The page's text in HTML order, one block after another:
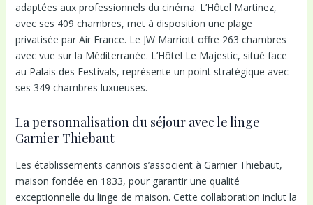
adaptées aux professionnels du cinéma. L’Hôtel Martinez,
avec ses 409 chambres, met à disposition une plage
privatisée par Air France. Le JW Marriott offre 263 chambres
avec vue sur la Méditerranée. L’Hôtel Le Majestic, situé face
au Palais des Festivals, représente un point stratégique avec
ses 349 chambres luxueuses.
La personnalisation du séjour avec le linge
Garnier Thiebaut
Les établissements cannois s’associent à Garnier Thiebaut,
maison fondée en 1833, pour garantir une qualité
exceptionnelle du linge de maison. Cette collaboration inclut la